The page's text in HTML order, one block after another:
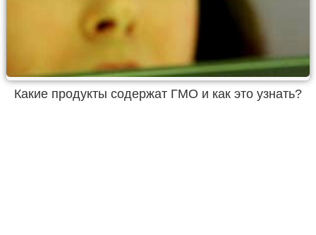
Какие продукты содержат ГМО и как это узнать?